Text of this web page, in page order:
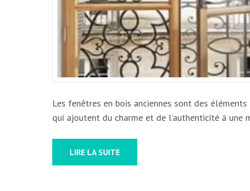
EN
Les fenêtres en bois anciennes sont des
qui ajoutent du charme et de l’authenticité à une
LIRE LA SUITE